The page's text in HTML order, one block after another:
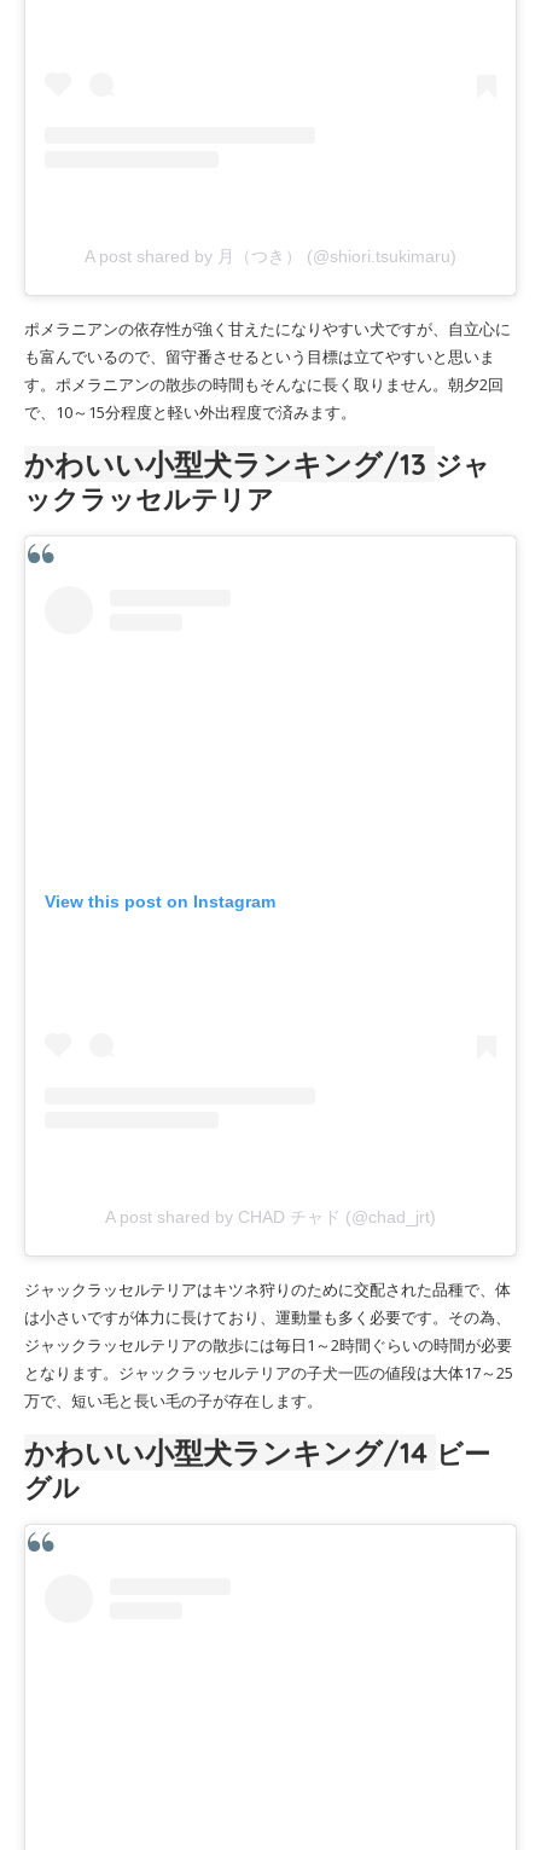
A post shared by 月（つき） (@shiori.tsukimaru)
ポメラニアンの依存性が強く甘えたになりやすい犬ですが、自立心に
も富んでいるので、留守番させるという目標は立てやすいと思いま
す。ポメラニアンの散歩の時間もそんなに長く取りません。朝夕2回
で、10～15分程度と軽い外出程度で済みます。
かわいい小型犬ランキング/13 ジャ
ックラッセルテリア
View this post on Instagram
A post shared by CHAD チャド (@chad_jrt)
ジャックラッセルテリアはキツネ狩りのために交配された品種で、体
は小さいですが体力に長けており、運動量も多く必要です。その為、
ジャックラッセルテリアの散歩には毎日1～2時間ぐらいの時間が必要
となります。ジャックラッセルテリアの子犬一匹の値段は大体17～25
万で、短い毛と長い毛の子が存在します。
かわいい小型犬ランキング/14 ビー
グル